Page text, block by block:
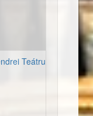
Teátrum - Első